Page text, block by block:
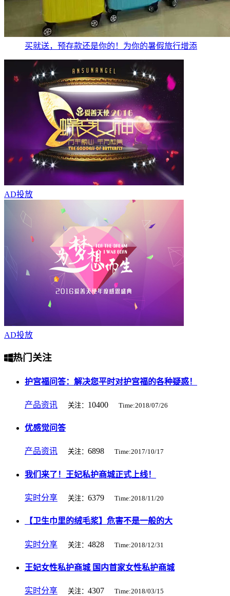
买就送，预存款还是你的！为你的暑假旅行增添
AD投放
AD投放
热门关注
护宫福问答：解决您平时对护宫福的各种疑惑！
产品资讯 关注： 10400 Time:2018/07/26
优感觉问答
产品资讯 关注： 6898 Time:2017/10/17
我们来了！王妃私护商城正式上线！
实时分享 关注： 6379 Time:2018/11/20
【卫生巾里的绒毛浆】危害不是一般的大
实时分享 关注： 4828 Time:2018/12/31
王妃女性私护商城 国内首家女性私护商城
实时分享 关注： 4307 Time:2018/03/15